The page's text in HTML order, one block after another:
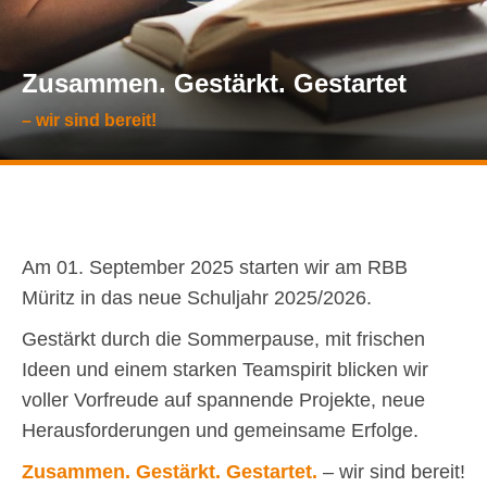
Zusammen. Gestärkt. Gestartet
– wir sind bereit!
Am 01. September 2025 starten wir am RBB
Müritz in das neue Schuljahr 2025/2026.
Gestärkt durch die Sommerpause, mit frischen
Ideen und einem starken Teamspirit blicken wir
voller Vorfreude auf spannende Projekte, neue
Herausforderungen und gemeinsame Erfolge.
Zusammen. Gestärkt. Gestartet. – wir sind bereit!